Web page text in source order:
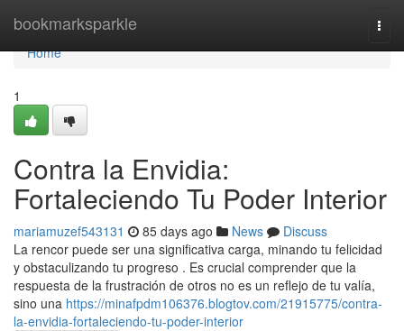
bookmarksparkle
Home
Home
1
Contra la Envidia:
Fortaleciendo Tu Poder Interior
mariamuzef543131 85 days ago News
Discuss
La rencor puede ser una significativa carga, minando tu felicidad
y obstaculizando tu progreso . Es crucial comprender que la
respuesta de la frustración de otros no es un reflejo de tu valía,
sino una https://minafpdm106376.blogtov.com/21915775/contra-
la-envidia-fortaleciendo-tu-poder-interior